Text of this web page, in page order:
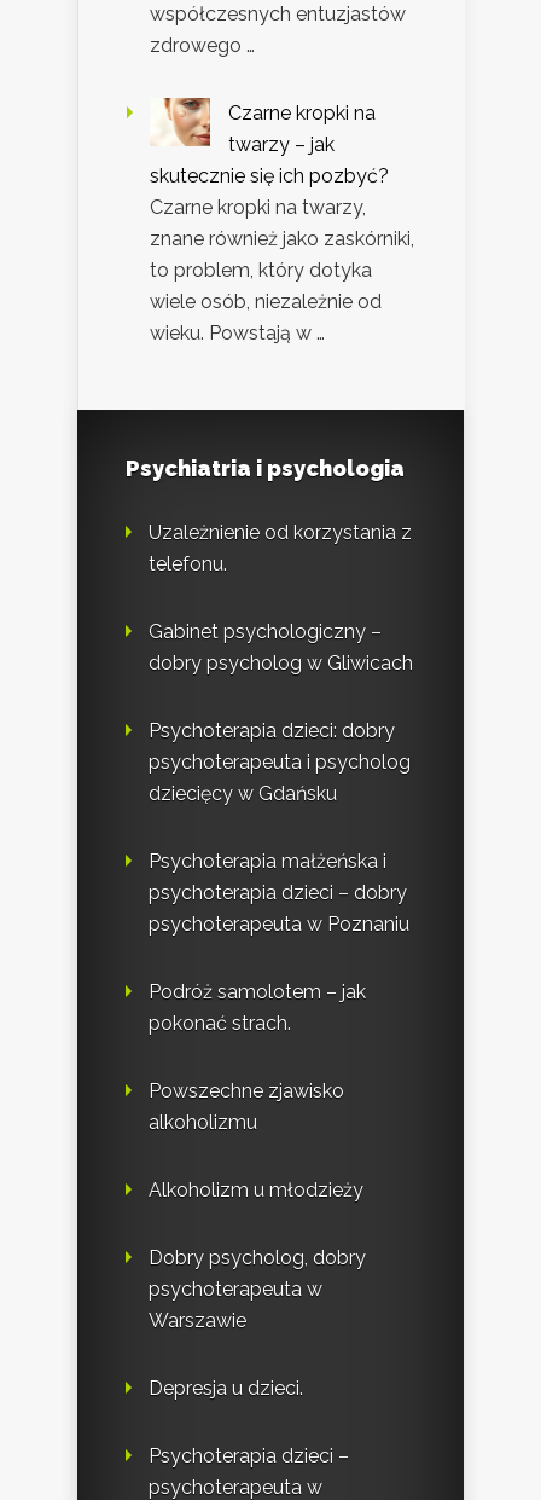
współczesnych entuzjastów
zdrowego …
Czarne kropki na
twarzy – jak
skutecznie się ich pozbyć?
Czarne kropki na twarzy,
znane również jako zaskórniki,
to problem, który dotyka
wiele osób, niezależnie od
wieku. Powstają w …
Psychiatria i psychologia
Uzależnienie od korzystania z
telefonu.
Gabinet psychologiczny –
dobry psycholog w Gliwicach
Psychoterapia dzieci: dobry
psychoterapeuta i psycholog
dziecięcy w Gdańsku
Psychoterapia małżeńska i
psychoterapia dzieci – dobry
psychoterapeuta w Poznaniu
Podróż samolotem – jak
pokonać strach.
Powszechne zjawisko
alkoholizmu
Alkoholizm u młodzieży
Dobry psycholog, dobry
psychoterapeuta w
Warszawie
Depresja u dzieci.
Psychoterapia dzieci –
psychoterapeuta w